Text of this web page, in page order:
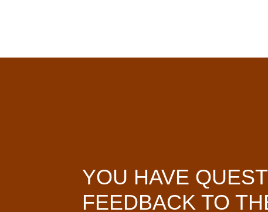
YOU HAVE
FEEDBACK TO